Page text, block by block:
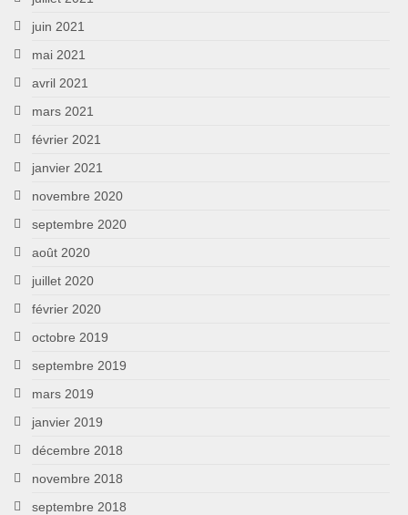
juin 2021
mai 2021
avril 2021
mars 2021
février 2021
janvier 2021
novembre 2020
septembre 2020
août 2020
juillet 2020
février 2020
octobre 2019
septembre 2019
mars 2019
janvier 2019
décembre 2018
novembre 2018
septembre 2018